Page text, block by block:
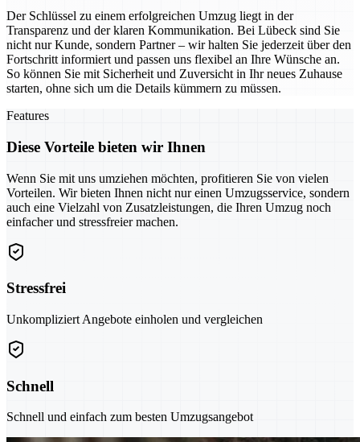
Der Schlüssel zu einem erfolgreichen Umzug liegt in der
Transparenz und der klaren Kommunikation. Bei Lübeck sind Sie
nicht nur Kunde, sondern Partner – wir halten Sie jederzeit über den
Fortschritt informiert und passen uns flexibel an Ihre Wünsche an.
So können Sie mit Sicherheit und Zuversicht in Ihr neues Zuhause
starten, ohne sich um die Details kümmern zu müssen.
Features
Diese Vorteile bieten wir Ihnen
Wenn Sie mit uns umziehen möchten, profitieren Sie von vielen
Vorteilen. Wir bieten Ihnen nicht nur einen Umzugsservice, sondern
auch eine Vielzahl von Zusatzleistungen, die Ihren Umzug noch
einfacher und stressfreier machen.
Stressfrei
Unkompliziert Angebote einholen und vergleichen
Schnell
Schnell und einfach zum besten Umzugsangebot